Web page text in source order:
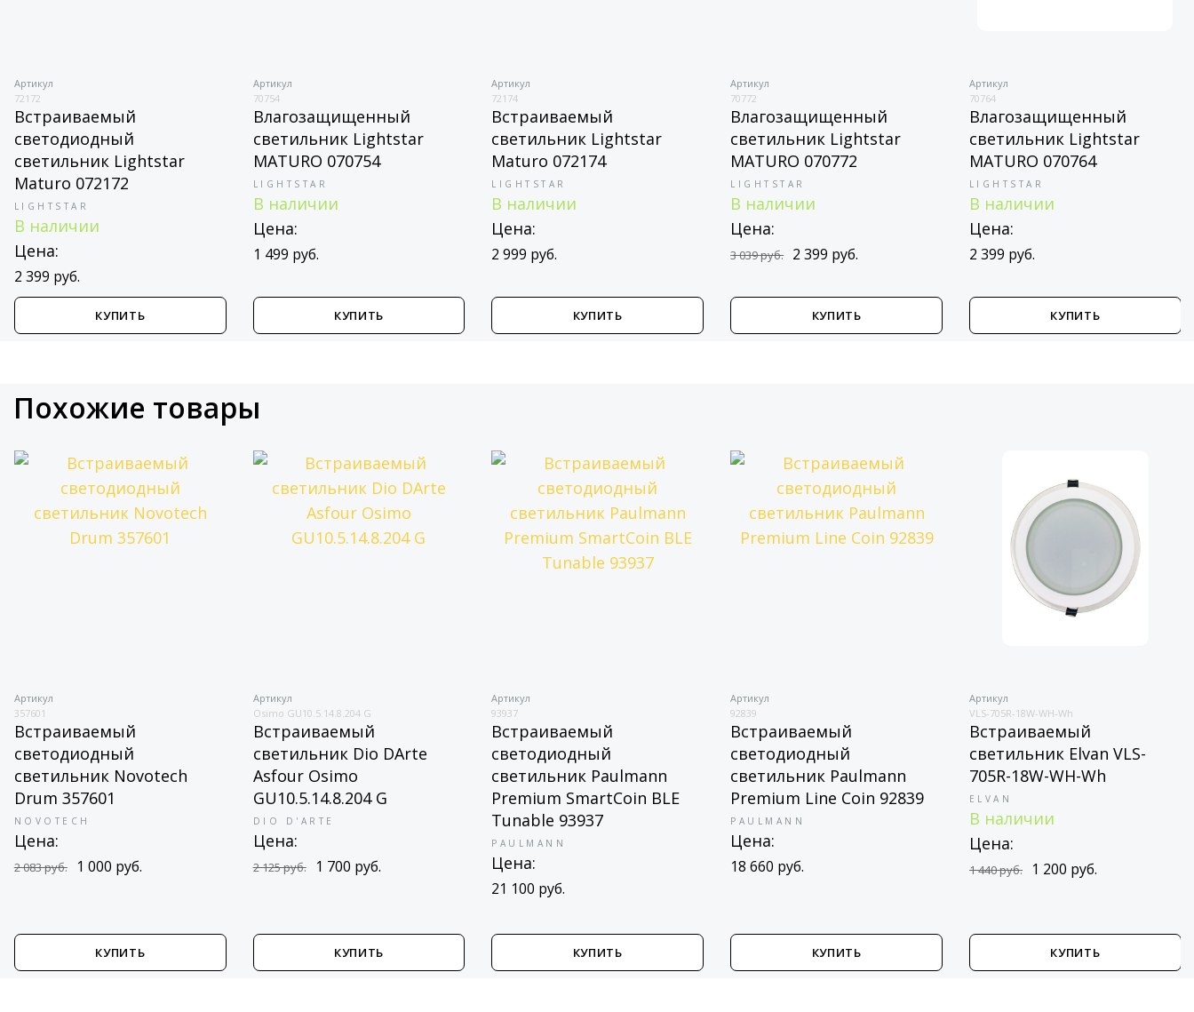
Артикул
72172
Встраиваемый
светодиодный
светильник Lightstar
Maturo 072172
LIGHTSTAR
В наличии
Цена:
2 399 руб.
КУПИТЬ
Артикул
70754
Влагозащищенный
светильник Lightstar
MATURO 070754
LIGHTSTAR
В наличии
Цена:
1 499 руб.
КУПИТЬ
Артикул
72174
Встраиваемый
светильник Lightstar
Maturo 072174
LIGHTSTAR
В наличии
Цена:
2 999 руб.
КУПИТЬ
Артикул
70772
Влагозащищенный
светильник Lightstar
MATURO 070772
LIGHTSTAR
В наличии
Цена:
3 039 руб. 2 399 руб.
КУПИТЬ
Артикул
70764
Влагозащищенный
светильник Lightstar
MATURO 070764
LIGHTSTAR
В наличии
Цена:
2 399 руб.
КУПИТЬ
Похожие товары
Артикул
357601
Встраиваемый
светодиодный
светильник Novotech
Drum 357601
NOVOTECH
Цена:
2 083 руб. 1 000 руб.
КУПИТЬ
Артикул
Osimo GU10.5.14.8.204 G
Встраиваемый
светильник Dio DArte
Asfour Osimo
GU10.5.14.8.204 G
DIO D'ARTE
Цена:
2 125 руб. 1 700 руб.
КУПИТЬ
Артикул
93937
Встраиваемый
светодиодный
светильник Paulmann
Premium SmartCoin BLE
Tunable 93937
PAULMANN
Цена:
21 100 руб.
КУПИТЬ
Артикул
92839
Встраиваемый
светодиодный
светильник Paulmann
Premium Line Coin 92839
PAULMANN
Цена:
18 660 руб.
КУПИТЬ
Артикул
VLS-705R-18W-WH-Wh
Встраиваемый
светильник Elvan VLS-
705R-18W-WH-Wh
ELVAN
В наличии
Цена:
1 440 руб. 1 200 руб.
КУПИТЬ